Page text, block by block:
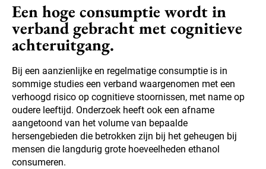
Een hoge consumptie wordt in
verband gebracht met cognitieve
achteruitgang.
Bij een aanzienlijke en regelmatige consumptie is in
sommige studies een verband waargenomen met een
verhoogd risico op cognitieve stoornissen, met name op
oudere leeftijd. Onderzoek heeft ook een afname
aangetoond van het volume van bepaalde
hersengebieden die betrokken zijn bij het geheugen bij
mensen die langdurig grote hoeveelheden ethanol
consumeren.